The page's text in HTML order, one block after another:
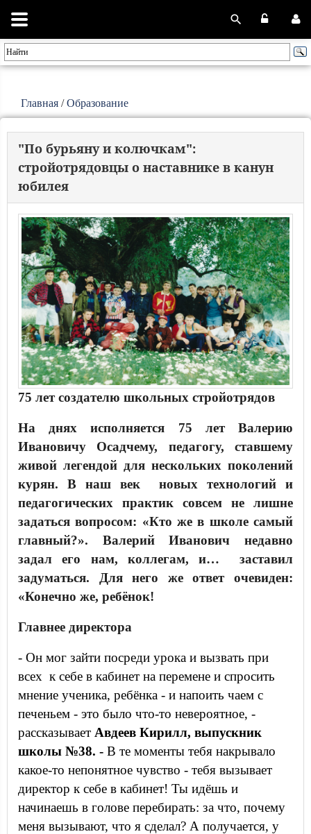
Главная /Образование
"По бурьяну и колючкам":
стройотрядовцы о наставнике в канун
юбилея
75 лет создателю школьных стройотрядов
На днях исполняется 75 лет Валерию
Ивановичу Осадчему, педагогу, ставшему
живой легендой для нескольких поколений
курян. В наш век новых технологий и
педагогических практик совсем не лишне
задаться вопросом: «Кто же в школе самый
главный?». Валерий Иванович недавно
задал его нам, коллегам, и… заставил
задуматься. Для него же ответ очевиден:
«Конечно же, ребёнок!
Главнее директора
- Он мог зайти посреди урока и вызвать при
всех к себе в кабинет на перемене и спросить
мнение ученика, ребёнка - и напоить чаем с
печеньем - это было что-то невероятное, -
рассказывает Авдеев Кирилл, выпускник
школы №38. - В те моменты тебя накрывало
какое-то непонятное чувство - тебя вызывает
директор к себе в кабинет! Ты идёшь и
начинаешь в голове перебирать: за что, почему
меня вызывают, что я сделал? А получается, у